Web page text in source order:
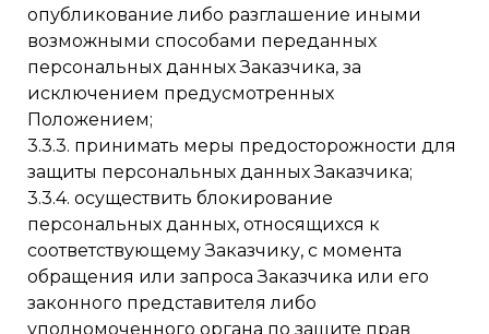
опубликование либо разглашение иными
возможными способами переданных
персональных данных Заказчика, за
исключением предусмотренных
Положением;
3.3.3. принимать меры предосторожности для
защиты персональных данных Заказчика;
3.3.4. осуществить блокирование
персональных данных, относящихся к
соответствующему Заказчику, с момента
обращения или запроса Заказчика или его
законного представителя либо
уполномоченного органа по защите прав